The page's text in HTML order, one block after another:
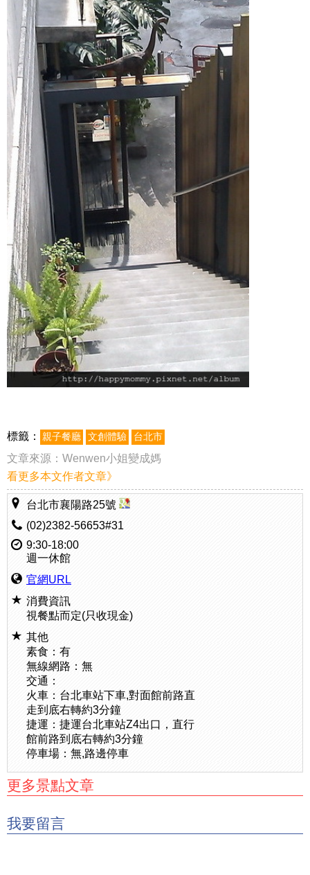
標籤： 親子餐廳 文創體驗 台北市
文章來源： Wenwen小姐變成媽
看更多本文作者文章》
台北市襄陽路25號
(02)2382-56653#31
9:30-18:00
週一休館
官網URL
消費資訊
視餐點而定(只收現金)
其他
素食：有
無線網路：無
交通：
火車：台北車站下車,對面館前路直
走到底右轉約3分鐘
捷運：捷運台北車站Z4出口，直行
館前路到底右轉約3分鐘
停車場：無,路邊停車
更多景點文章
我要留言